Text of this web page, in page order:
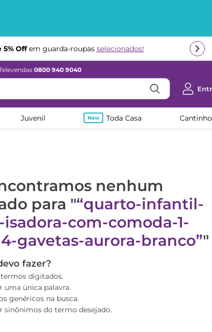
Offem guarda-roupas selecionados!
0800 940 9040
Juvenil Toda Casa
nenhum
para " quarto-infantil-
com-comoda-1-
gavetas-aurora-branco "
fazer?
digitados.
uma única palavra.
genéricos na busca.
sinônimos do termo desejado.